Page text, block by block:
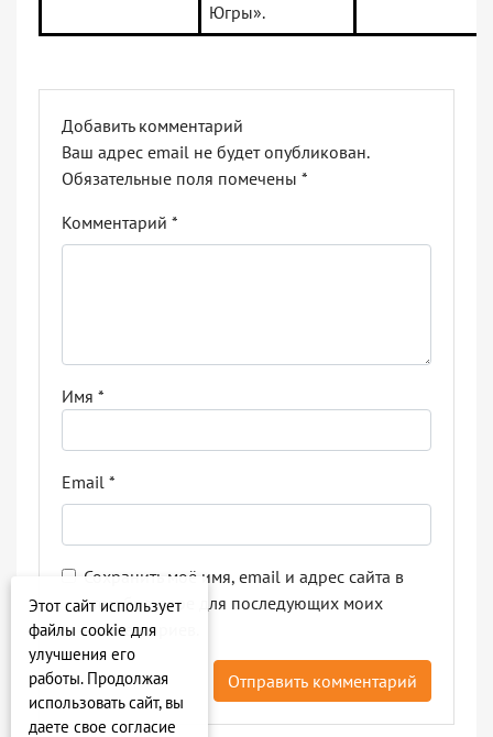
Югры».
Добавить комментарий
Ваш адрес email не будет опубликован.
Обязательные поля помечены *
Комментарий *
Имя *
Email *
Сохранить моё имя, email и адрес сайта в
этом браузере для последующих моих
комментариев.
Этот сайт использует
файлы cookie для
улучшения его
работы. Продолжая
использовать сайт, вы
даете свое согласие